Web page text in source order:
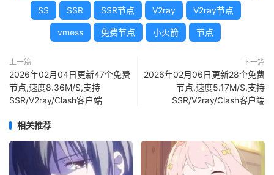
SS SSR SSR节点 V2ray V2ray节点
vmess 免费节点 小火箭 节点
上一篇
2026年02月04日更新47个免费
节点,速度8.36M/S,支持
SSR/V2ray/Clash客户端
下一篇
2026年02月06日更新28个免费
节点,速度5.17M/S,支持
SSR/V2ray/Clash客户端
相关推荐